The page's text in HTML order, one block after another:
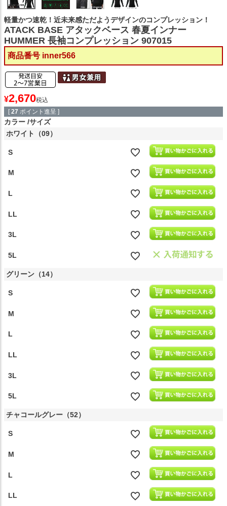
軽量かつ速乾！近未来感ただようデザインのコンプレッション！
ATACK BASE アタックベース 春夏インナー
HUMMER 長袖コンプレッション 907015
商品番号 inner566
¥2,670税込
[ 27 ポイント進呈 ]
カラー サイズ
ホワイト（09）
S
M
L
LL
3L
5L
グリーン（14）
S
M
L
LL
3L
5L
チャコールグレー（52）
S
M
L
LL